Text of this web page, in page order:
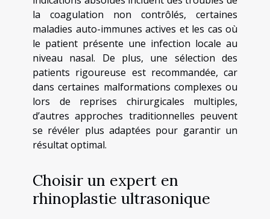
la coagulation non contrôlés, certaines
maladies auto-immunes actives et les cas où
le patient présente une infection locale au
niveau nasal. De plus, une sélection des
patients rigoureuse est recommandée, car
dans certaines malformations complexes ou
lors de reprises chirurgicales multiples,
d’autres approches traditionnelles peuvent
se révéler plus adaptées pour garantir un
résultat optimal.
Choisir un expert en
rhinoplastie ultrasonique